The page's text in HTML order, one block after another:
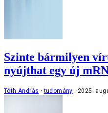
Szinte bármilyen
nyújthat egy új
Tóth András tudomány 2025.